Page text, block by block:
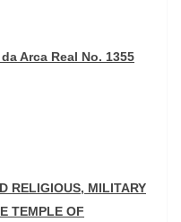
Arca Real No. 1355
RELIGIOUS, MILITARY
TEMPLE OF